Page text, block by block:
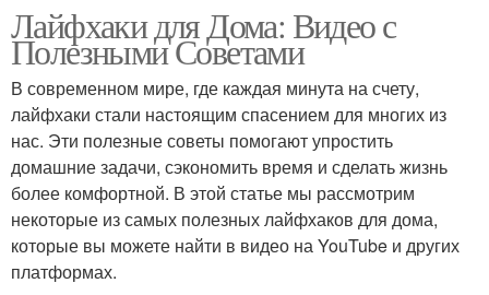
Лайфхаки для Дома: Видео с
Полезными Советами
В современном мире, где каждая минута на счету,
лайфхаки стали настоящим спасением для многих из
нас. Эти полезные советы помогают упростить
домашние задачи, сэкономить время и сделать жизнь
более комфортной. В этой статье мы рассмотрим
некоторые из самых полезных лайфхаков для дома,
которые вы можете найти в видео на YouTube и других
платформах.